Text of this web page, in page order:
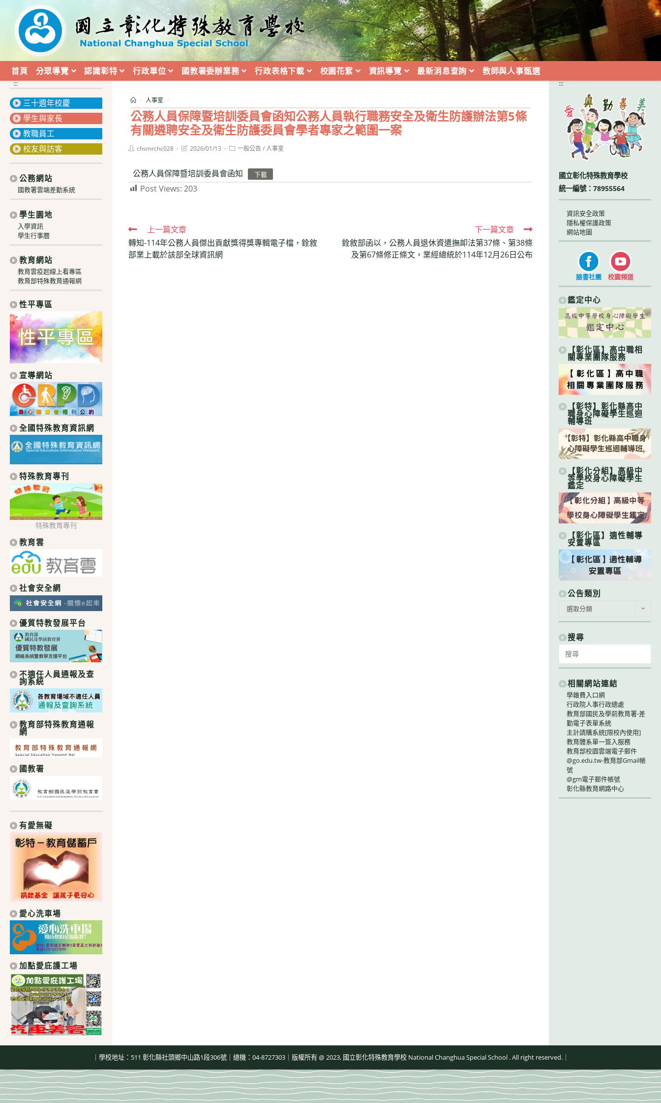
內
首頁 分眾導覽 認識彰特 行政單位 國教署委辦業務 行政表格下載 校園花絮 資訊導覽 最新消息查詢 教師與人事甄選
公務人員保障暨培訓委員會函知公務人員執行職務安全及衛生防護辦法第5條
有關遴聘安全及衛生防護委員會學者專家之範圍一案
> 人事室 >
Postchsmrchc028
Post2026/01/13
Post一般公告 / 人事室
公務人員保障暨培訓委員會函知 下載
Post Views: 203
Read
more
articles
上一篇文章
轉知-114年公務人員傑出貢獻獎得獎專輯電子檔，銓敘
部業上載於該部全球資訊網
下一篇文章
銓敘部函以，公務人員退休資遣撫卹法第37條、第38條
及第67條修正條文，業經總統於114年12月26日公布
:::
三十週年校慶
學生與家長
教職員工
校友與訪客
公務網站
國教署雲端差勤系統
學生園地
入學資訊
學生行事曆
教育網站
教育雲疫起線上看專區
教育部特殊教育通報網
性平專區
宣導網站
全國特殊教育資訊網
特殊教育專刊
特殊教育專刊
教育雲
社會安全網
優質特教發展平台
不適任人員通報及查
詢系統
教育部特殊教育通報
網
國教署
有愛無礙
愛心洗車場
加點愛庇護工場
:::
國立彰化特殊教育學校
統一編號：78955564
資訊安全政策
隱私權保護政策
網站地圖
臉書社團 校園頻道
鑑定中心
【彰化區】高中職相
關專業團隊服務
【彰特】彰化縣高中
職身心障礙學生巡迴
輔導班
【彰化分組】高級中
等學校身心障礙學生
鑑定
【彰化區】適性輔導
安置專區
公告類別
類
別
選取分類
搜尋
for:
相關網站連結
學雜費入口網
行政院人事行政總處
教育部國民及學前教育署-差
勤電子表單系統
主計請購系統[限校內使用]
教育體系單一簽入服務
教育部校園雲端電子郵件
@go.edu.tw-教育部Gmail帳
號
@gm電子郵件帳號
彰化縣教育網路中心
｜學校地址：511 彰化縣社頭鄉中山路1段306號｜總機：04-8727303｜版權所有 @ 2023, 國立彰化特殊教育學校 National Changhua Special School . All right reserved.｜